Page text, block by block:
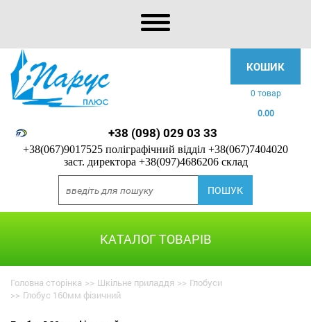
КОШИК
0 товар
0.00
+38 (098) 029 03 33
+38(067)9017525 поліграфічний відділ +38(067)7404020
заст. директора +38(097)4686206 склад
КАТАЛОГ ТОВАРІВ
Головна сторінка >> Шкільне приладдя >> Глобуси
>> Глобус 160мм фізичний